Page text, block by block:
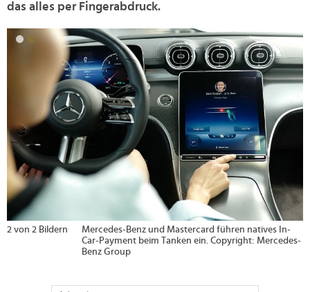
das alles per Fingerabdruck.
2 von 2 Bildern
Mercedes-Benz und Mastercard führen natives In-
Car-Payment beim Tanken ein. Copyright: Mercedes-
Benz Group